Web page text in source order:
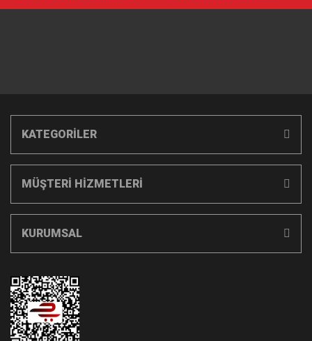
KATEGORİLER
MÜŞTERİ HİZMETLERİ
KURUMSAL